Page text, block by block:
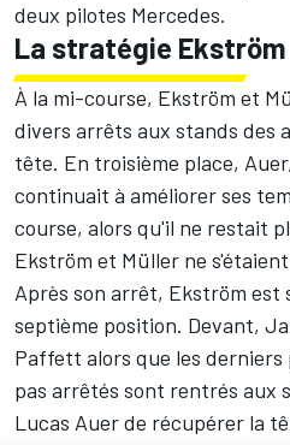
deux pilotes Mercedes.
La stratégie Ekström
À la mi-course, Ekström et
divers arrêts aux stands des
tête. En troisième place,
continuait à améliorer ses
course, alors qu'il ne restait
Ekström et Müller ne
Après son arrêt, Ekström est
septième position. Devant,
Paffett alors que les derniers
pas arrêtés sont rentrés aux
Lucas Auer de récupérer la